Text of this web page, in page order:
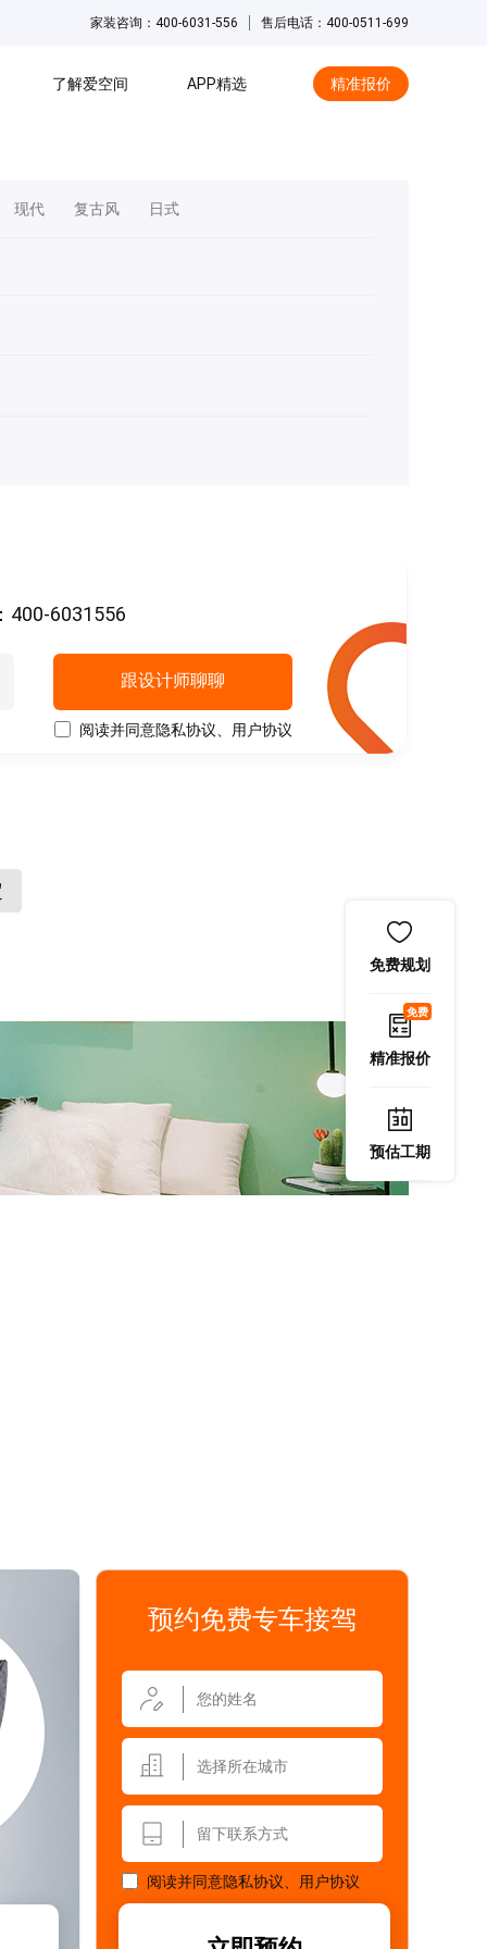
家装咨询：400-6031-556 售后电话：400-0511-699
了解爱空间 APP精选 精准报价
现代 复古风 日式
400-6031556
跟设计师聊聊
阅读并同意隐私协议 用户协议
预约免费专车接驾
选择所在城市
阅读并同意隐私协议 用户协议
免费规划
免费
精准报价
预估工期